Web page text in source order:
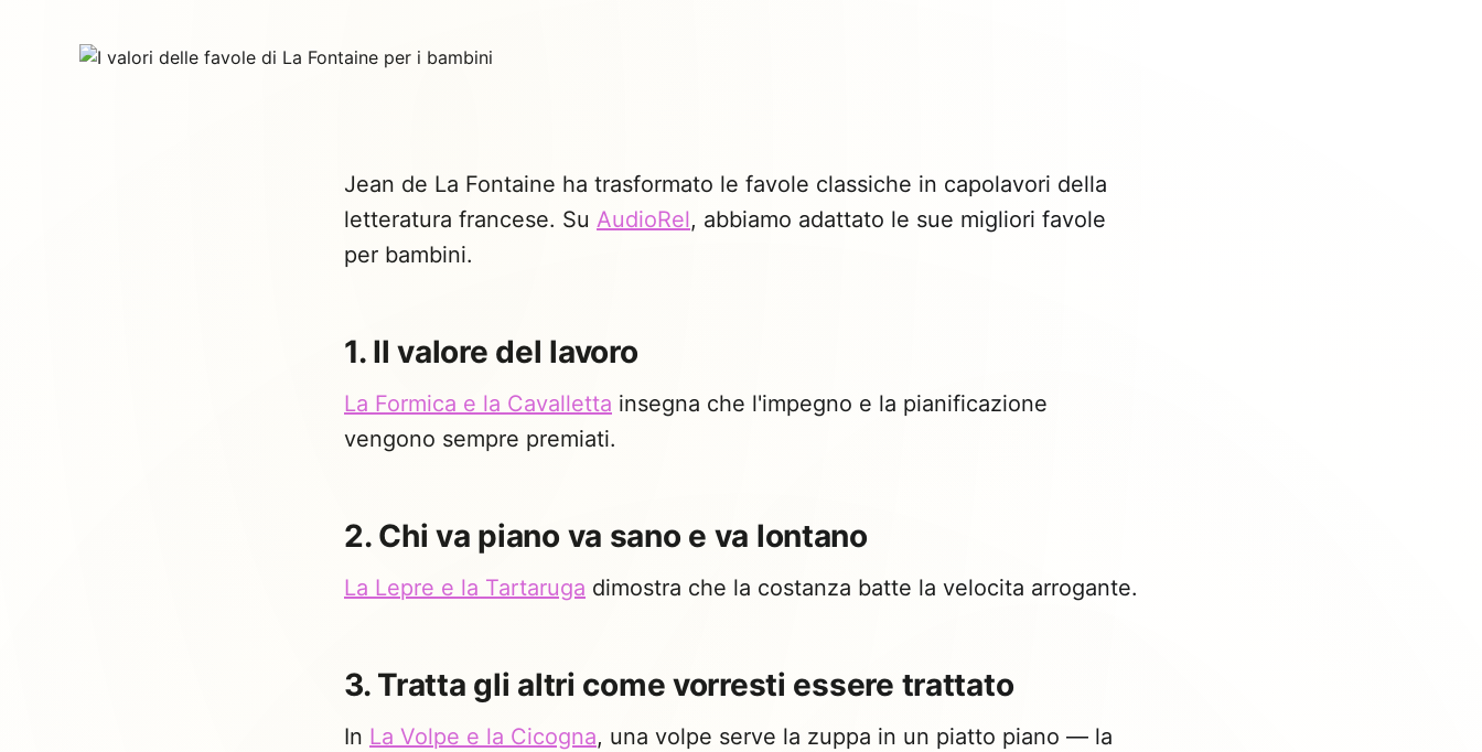
Jean de La Fontaine ha trasformato le favole classiche in capolavori della
letteratura francese. Su AudioRel, abbiamo adattato le sue migliori favole
per bambini.
1. Il valore del lavoro
La Formica e la Cavalletta insegna che l'impegno e la pianificazione
vengono sempre premiati.
2. Chi va piano va sano e va lontano
La Lepre e la Tartaruga dimostra che la costanza batte la velocita arrogante.
3. Tratta gli altri come vorresti essere trattato
In La Volpe e la Cicogna, una volpe serve la zuppa in un piatto piano — la